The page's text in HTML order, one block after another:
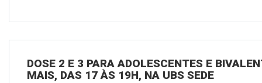
DOSE 2 E 3 PARA ADOLESCENTES E
MAIS, DAS 17 ÀS 19H, NA UBS SEDE